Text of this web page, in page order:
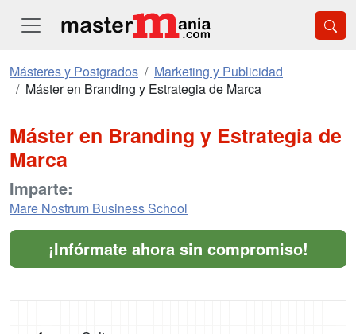
Másteres y Postgrados
Marketing y Publicidad
Máster en Branding y Estrategia de Marca
Máster en Branding y Estrategia de
Marca
Imparte:
Mare Nostrum Business School
¡Infórmate ahora sin compromiso!